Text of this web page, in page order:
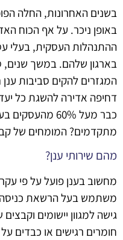
בשנים האחרונות, החלה
באופן ניכר. על אף הכוח
ההתנהלות העסקית, בעלי
בארגון שלהם. במשך שנים,
המגזרים להקים סביבות
דחיפה אדירה להשגת כל
כבר מעל 60%
מתקדמים? המומחים של
מהם שירותי ענן?
מחשוב בענן פועל על פי
משתמש בעל הרשאת כניסה
גישה למגוון יישומים
חומרים רגישים או כבדים